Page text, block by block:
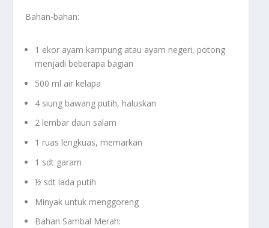
Bahan-bahan:
1 ekor ayam kampung atau ayam negeri, potong
menjadi beberapa bagian
500 ml air kelapa
4 siung bawang putih, haluskan
2 lembar daun salam
1 ruas lengkuas, memarkan
1 sdt garam
½ sdt lada putih
Minyak untuk menggoreng
Bahan Sambal Merah: